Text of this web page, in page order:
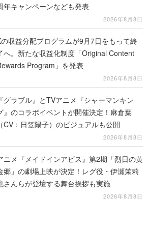
年キャンペーンなども発表
2026年8月8日
収益分配プログラムが9月7日をもって終
へ。新たな収益化制度「Original Content
Program」を発表
2026年8月8日
『グラブル』とTVアニメ『シャーマンキン
』のコラボイベントが開催決定！麻倉葉
（CV：日笠陽子）のビジュアルも公開
2026年8月8日
ニメ『メイドインアビス』第2期「烈日の黄
郷」の劇場上映が決定！レグ役・伊瀬茉莉
さんらが登壇する舞台挨拶も実施
2026年8月8日